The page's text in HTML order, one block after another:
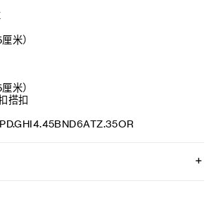
米）
米）
搭扣